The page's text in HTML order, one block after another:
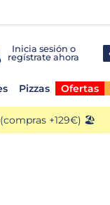
Pizzas Ofertas
+129€) 🏖️